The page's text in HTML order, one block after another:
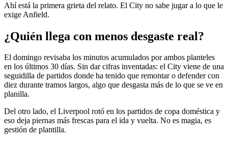
Ahí está la primera grieta del relato. El City no sabe jugar a lo que le
exige Anfield.
¿Quién llega con menos desgaste real?
El domingo revisaba los minutos acumulados por ambos planteles
en los últimos 30 días. Sin dar cifras inventadas: el City viene de una
seguidilla de partidos donde ha tenido que remontar o defender con
diez durante tramos largos, algo que desgasta más de lo que se ve en
planilla.
Del otro lado, el Liverpool rotó en los partidos de copa doméstica y
eso deja piernas más frescas para el ida y vuelta. No es magia, es
gestión de plantilla.